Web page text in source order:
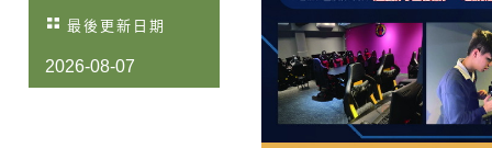
最後更新日期
2026-08-07